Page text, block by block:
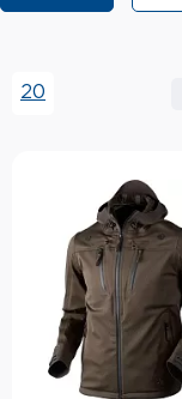
Тюнинг
Спортивная
Пневматика
20